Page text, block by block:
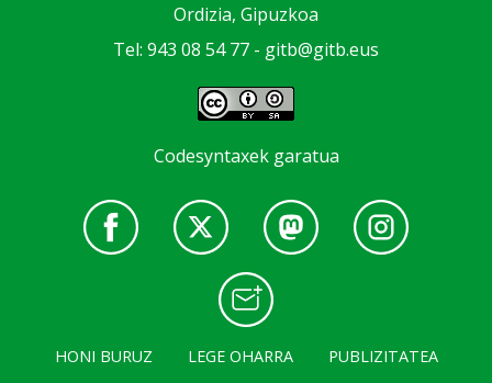
Ordizia, Gipuzkoa
Tel: 943 08 54 77 - gitb@gitb.eus
Codesyntaxek garatua
HONI BURUZ LEGE OHARRA PUBLIZITATEA